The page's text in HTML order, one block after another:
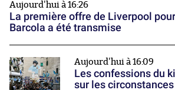
Aujourd'hui à 16:26
La première offre de Liverpool pour
Barcola a été transmise
Aujourd'hui à 16:09
Les confessions du
sur les